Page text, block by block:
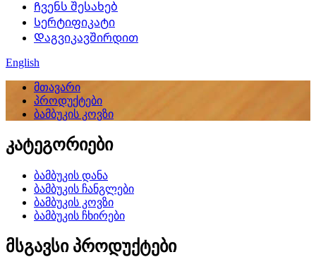
Ჩვენს შესახებ
Სერტიფიკატი
Დაგვიკავშირდით
English
მთავარი
პროდუქტები
ბამბუკის კოვზი
კატეგორიები
ბამბუკის დანა
ბამბუკის ჩანგლები
ბამბუკის კოვზი
ბამბუკის ჩხირები
მსგავსი პროდუქტები